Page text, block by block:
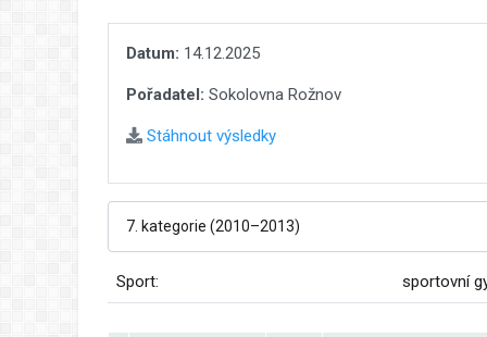
Datum: 14.12.2025
Pořadatel: Sokolovna Rožnov
Stáhnout výsledky
Sport: sportovní